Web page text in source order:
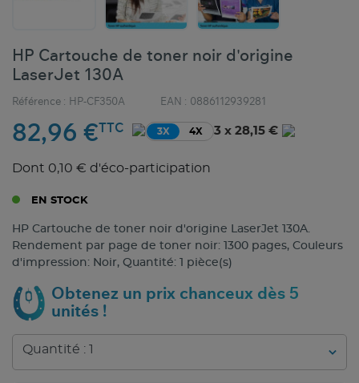
HP Cartouche de toner noir d'origine
LaserJet 130A
Référence : HP-CF350A EAN : 0886112939281
82,96 €TTC 3X 4X 3 x 28,15 €
Dont 0,10 € d'éco-participation
EN STOCK
HP Cartouche de toner noir d'origine LaserJet 130A.
Rendement par page de toner noir: 1300 pages, Couleurs
d'impression: Noir, Quantité: 1 pièce(s)
Obtenez un prix chanceux dès 5
unités !